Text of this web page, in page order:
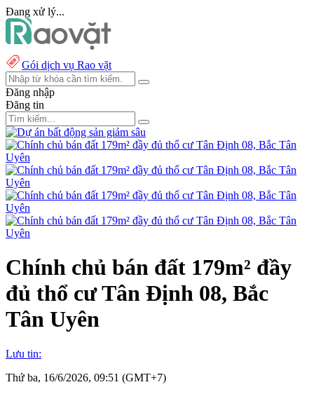
Đang xử lý...
Gói dịch vụ Rao vặt
Đăng nhập
Đăng tin
Chính chủ bán đất 179m² đầy
đủ thổ cư Tân Định 08, Bắc
Tân Uyên
Lưu tin:
Thứ ba, 16/6/2026, 09:51 (GMT+7)